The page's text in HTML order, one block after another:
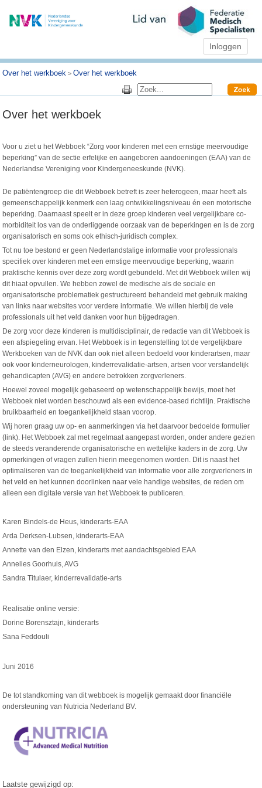
Inloggen
Over het werkboek >Over het werkboek
Over het werkboek
Voor u ziet u het Webboek “Zorg voor kinderen met een ernstige meervoudige
beperking” van de sectie erfelijke en aangeboren aandoeningen (EAA) van de
Nederlandse Vereniging voor Kindergeneeskunde (NVK).
De patiëntengroep die dit Webboek betreft is zeer heterogeen, maar heeft als
gemeenschappelijk kenmerk een laag ontwikkelingsniveau én een motorische
beperking. Daarnaast speelt er in deze groep kinderen veel vergelijkbare co-
morbiditeit los van de onderliggende oorzaak van de beperkingen en is de zorg
organisatorisch en soms ook ethisch-juridisch complex.
Tot nu toe bestond er geen Nederlandstalige informatie voor professionals
specifiek over kinderen met een ernstige meervoudige beperking, waarin
praktische kennis over deze zorg wordt gebundeld. Met dit Webboek willen wij
dit hiaat opvullen. We hebben zowel de medische als de sociale en
organisatorische problematiek gestructureerd behandeld met gebruik making
van links naar websites voor verdere informatie. We willen hierbij de vele
professionals uit het veld danken voor hun bijgedragen.
De zorg voor deze kinderen is multidisciplinair, de redactie van dit Webboek is
een afspiegeling ervan. Het Webboek is in tegenstelling tot de vergelijkbare
Werkboeken van de NVK dan ook niet alleen bedoeld voor kinderartsen, maar
ook voor kinderneurologen, kinderrevalidatie-artsen, artsen voor verstandelijk
gehandicapten (AVG) en andere betrokken zorgverleners.
Hoewel zoveel mogelijk gebaseerd op wetenschappelijk bewijs, moet het
Webboek niet worden beschouwd als een evidence-based richtlijn. Praktische
bruikbaarheid en toegankelijkheid staan voorop.
Wij horen graag uw op- en aanmerkingen via het daarvoor bedoelde formulier
(link). Het Webboek zal met regelmaat aangepast worden, onder andere gezien
de steeds veranderende organisatorische en wettelijke kaders in de zorg. Uw
opmerkingen of vragen zullen hierin meegenomen worden. Dit is naast het
optimaliseren van de toegankelijkheid van informatie voor alle zorgverleners in
het veld en het kunnen doorlinken naar vele handige websites, de reden om
alleen een digitale versie van het Webboek te publiceren.
Karen Bindels-de Heus, kinderarts-EAA
Arda Derksen-Lubsen, kinderarts-EAA
Annette van den Elzen, kinderarts met aandachtsgebied EAA
Annelies Goorhuis, AVG
Sandra Titulaer, kinderrevalidatie-arts
Realisatie online versie:
Dorine Borensztajn, kinderarts
Sana Feddouli
Juni 2016
De tot standkoming van dit webboek is mogelijk gemaakt door financiële
ondersteuning van Nutricia Nederland BV.
Laatste gewijzigd op: